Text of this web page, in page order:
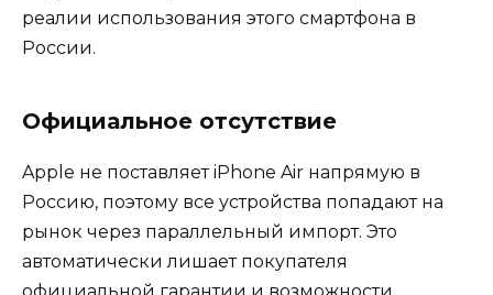
реалии использования этого смартфона в
России.
Официальное отсутствие
Apple не поставляет iPhone Air напрямую в
Россию, поэтому все устройства попадают на
рынок через параллельный импорт. Это
автоматически лишает покупателя